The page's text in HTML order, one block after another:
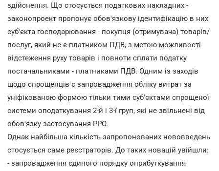
здійснення. Що стосується податкових накладних -
законопроект пропонує обов'язкову ідентифікацію в них
суб'єкта господарювання - покупця (отримувача) товарів/
послуг, який не є платником ПДВ, з метою можливості
відстеження руху товарів і повноти сплати податку
постачальниками - платниками ПДВ. Одним із заходів
щодо спрощенців є запровадження обліку витрат за
уніфікованою формою тільки тими суб'єктами спрощеної
системи оподаткування 2-й і 3-ї груп, які не звільнені від
обов'язку застосування РРО.
Однак найбільша кількість запропонованих нововведень
стосується саме реєстраторів. До таких новацій увійшли:
- запровадження єдиного порядку оприбуткування